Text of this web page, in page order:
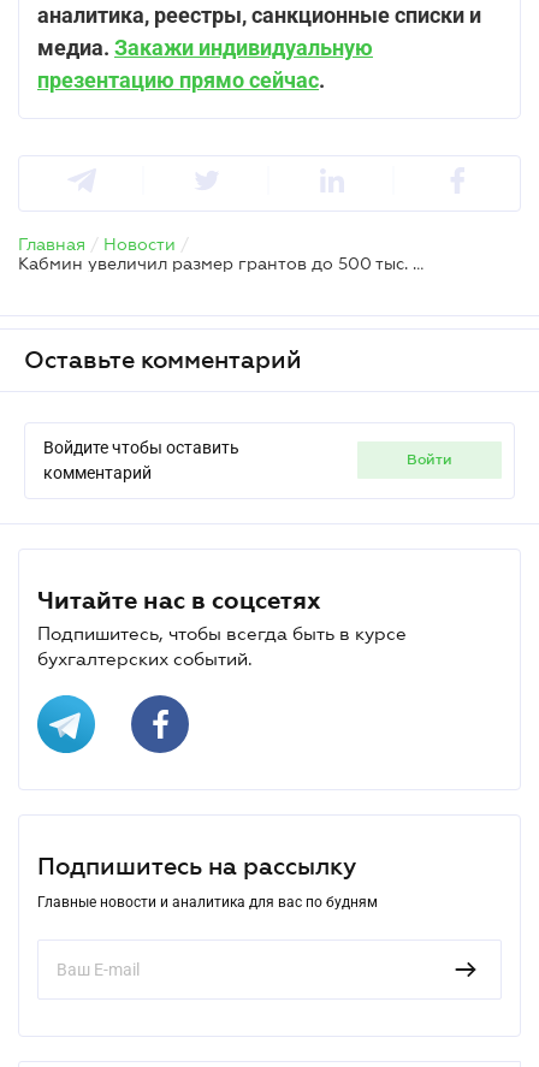
аналитика, реестры, санкционные списки и
медиа. Закажи индивидуальную
презентацию прямо сейчас.
Главная / Новости /
Кабмин увеличил размер грантов до 500 тыс. грн
Оставьте комментарий
Войдите чтобы оставить
комментарий
войти
Читайте нас в соцсетях
Подпишитесь, чтобы всегда быть в курсе
бухгалтерских событий.
Подпишитесь на рассылку
Главные новости и аналитика для вас по будням